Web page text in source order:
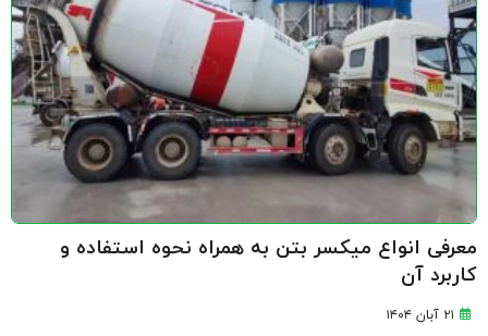
معرفی انواع میکسر بتن به همراه نحوه استفاده و
کاربرد آن
۲۱ آبان ۱۴۰۴